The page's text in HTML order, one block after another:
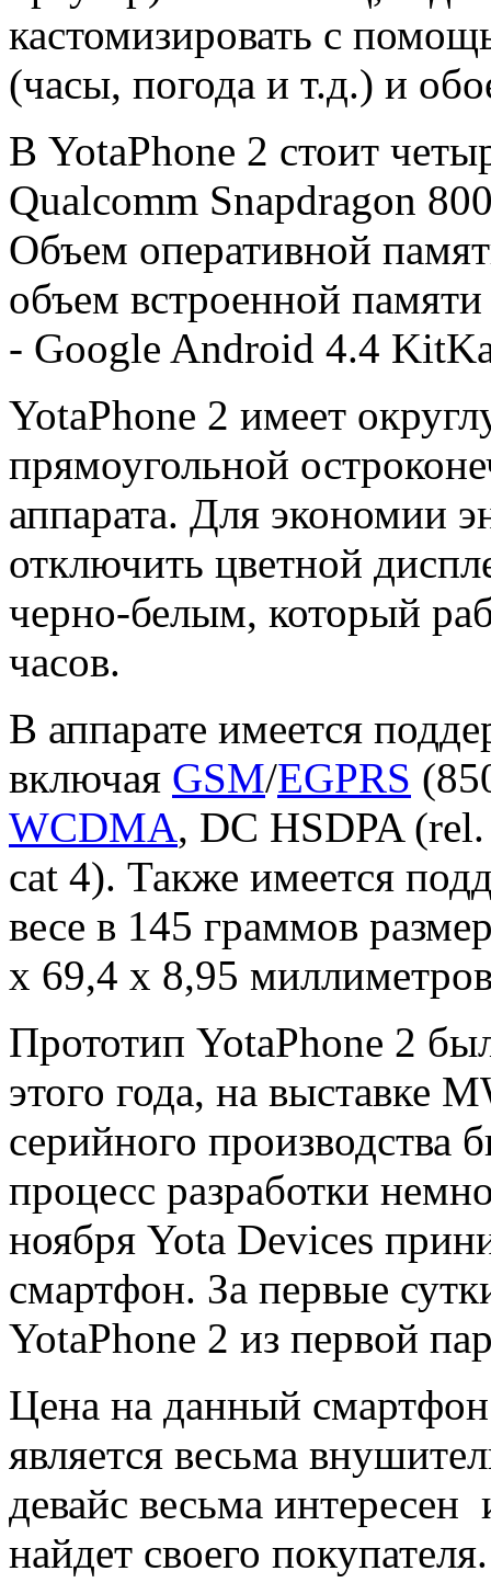
кастомизировать с
(часы, погода и т.д.) и
В YotaPhone 2 стоит
Qualcomm Snapdragon
Объем оперативной
объем встроенной
- Google Android 4.4
YotaPhone 2 имеет
прямоугольной
аппарата. Для экономии
отключить цветной
черно-белым, который
часов.
В аппарате имеется
включая GSM/EGPRS
WCDMA, DC HSDPA
cat 4). Также имеется
весе в 145 граммов
x 69,4 x 8,95
Прототип YotaPhone 2
этого года, на выставке
серийного производства
процесс разработки
ноября Yota Devices
смартфон. За первые
YotaPhone 2 из первой
Цена на данный смартфон
является весьма
девайс весьма интересен
найдет своего